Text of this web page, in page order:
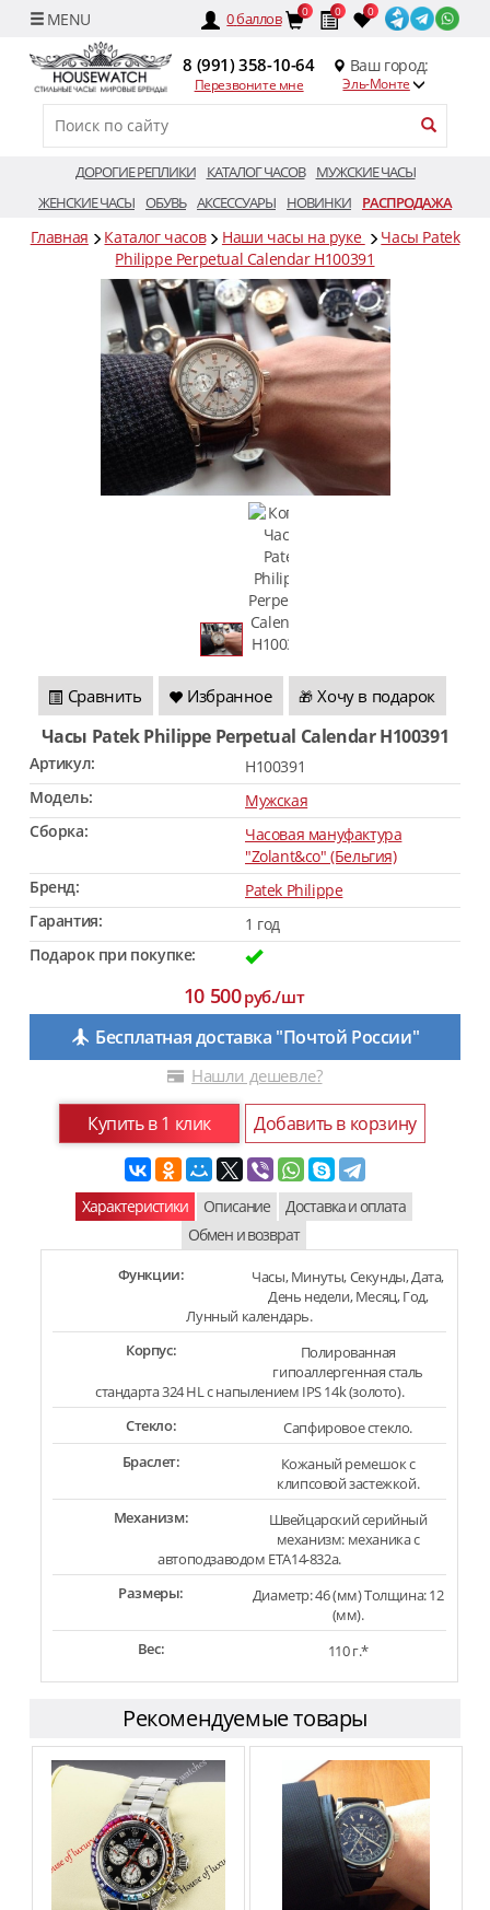
0баллов 0 0 0
8 (991) 358-10-64
Перезвоните мне
Ваш город:
Эль-Монте
ДОРОГИЕ РЕПЛИКИ КАТАЛОГ ЧАСОВ
МУЖСКИЕ ЧАСЫ
ЖЕНСКИЕ ЧАСЫ ОБУВЬ АКСЕССУАРЫ НОВИНКИ РАСПРОДАЖА
Главная Каталог часов Наши часы на руке
Часы Patek
Philippe Perpetual Calendar H100391
Сравнить Избранное 🎁 Хочу в подарок
Часы Patek Philippe Perpetual Calendar H100391
Артикул:
H100391
Модель:
Мужская
Сборка:
Часовая мануфактура
"Zolant&co" (Бельгия)
Бренд:
Patek Philippe
Гарантия:
1 год
Подарок при покупке:
10 500руб./шт
Бесплатная доставка "Почтой России"
Нашли дешевле?
Купить в 1 клик Добавить в корзину
Характеристики Описание
Доставка и оплата
Обмен и возврат
Функции:
Часы, Минуты, Секунды, Дата,
День недели, Месяц, Год,
Лунный календарь.
Корпус:
Полированная
гипоаллергенная сталь
стандарта 324 HL с напылением IPS 14k (золото).
Стекло:
Сапфировое стекло.
Браслет:
Кожаный ремешок с
клипсовой застежкой.
Механизм:
Швейцарский серийный
механизм: механика с
автоподзаводом ETA14-832a.
Размеры:
Диаметр: 46 (мм) Толщина: 12
(мм).
Вес:
110 г.*
Рекомендуемые товары